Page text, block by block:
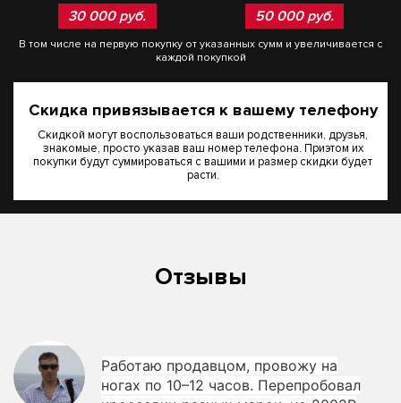
30 000 руб. 50 000 руб.
В том числе на первую покупку от указанных сумм и увеличивается с
каждой покупкой
Скидка привязывается к вашему телефону
Скидкой могут воспользоваться ваши родственники, друзья,
знакомые, просто указав ваш номер телефона. Приэтом их
покупки будут суммироваться с вашими и размер скидки будет
расти.
Отзывы
Работаю продавцом, провожу на
ногах по 10–12 часов. Перепробовал